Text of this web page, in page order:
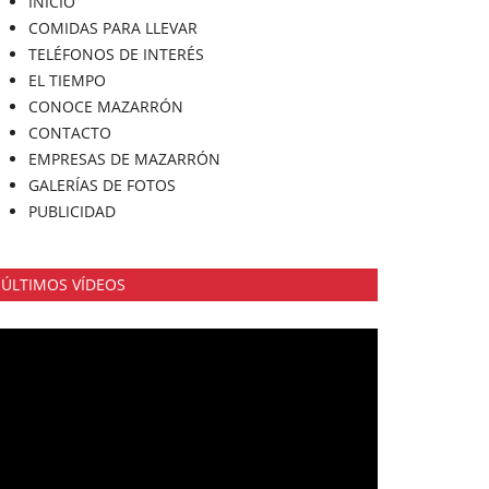
COMIDAS PARA LLEVAR
TELÉFONOS DE INTERÉS
EL TIEMPO
CONOCE MAZARRÓN
CONTACTO
EMPRESAS DE MAZARRÓN
GALERÍAS DE FOTOS
PUBLICIDAD
ÚLTIMOS VÍDEOS